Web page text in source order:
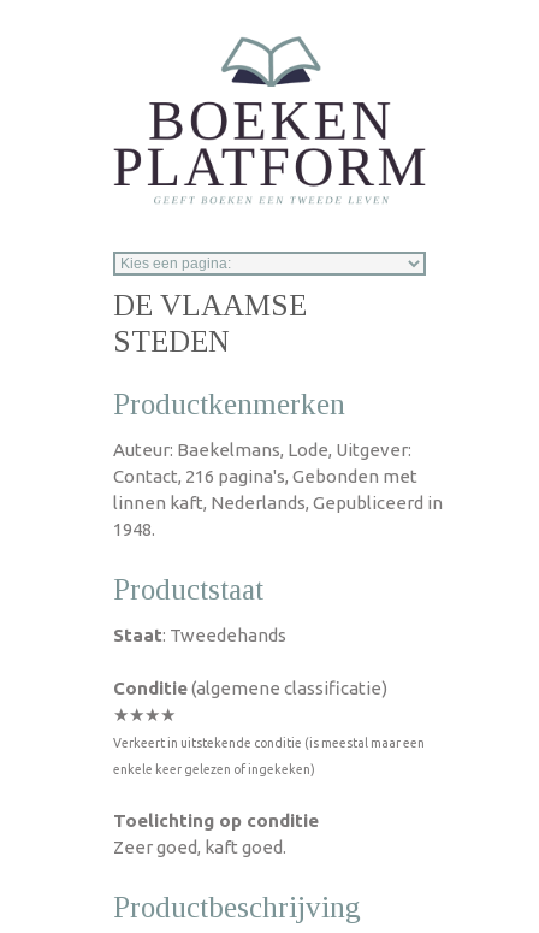
DE VLAAMSE
STEDEN
Productkenmerken
Auteur: Baekelmans, Lode, Uitgever:
Contact, 216 pagina's, Gebonden met
linnen kaft, Nederlands, Gepubliceerd in
1948.
Productstaat
Staat: Tweedehands
Conditie(algemene classificatie)
★★★★
Verkeert in uitstekende conditie (is meestal maar een
enkele keer gelezen of ingekeken)
Toelichting op conditie
Zeer goed, kaft goed.
Productbeschrijving